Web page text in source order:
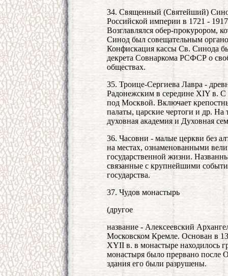
34. Священный (Святейший)
Российской империи в 1721 -
Возглавлялся обер-прокурором,
Синод был совещательным
Конфискация кассы Св. Синода
декрета Совнаркома РСФСР о
обществах.
35. Троице-Сергиева Лавра -
Радонежским в середине XIY в. С
под Москвой. Включает
палаты, царские чертоги и др. На
духовная академия и Духовная
36. Часовни - малые церкви без
на местах, ознаменованными
государственной жизни.
связанные с крупнейшими
государства.
37. Чудов монастырь
(другое
название - Алексеевский
Московском Кремле. Основан в
XYII в. в монастыре находилось
монастыря было прервано после
здания его были разрушены.